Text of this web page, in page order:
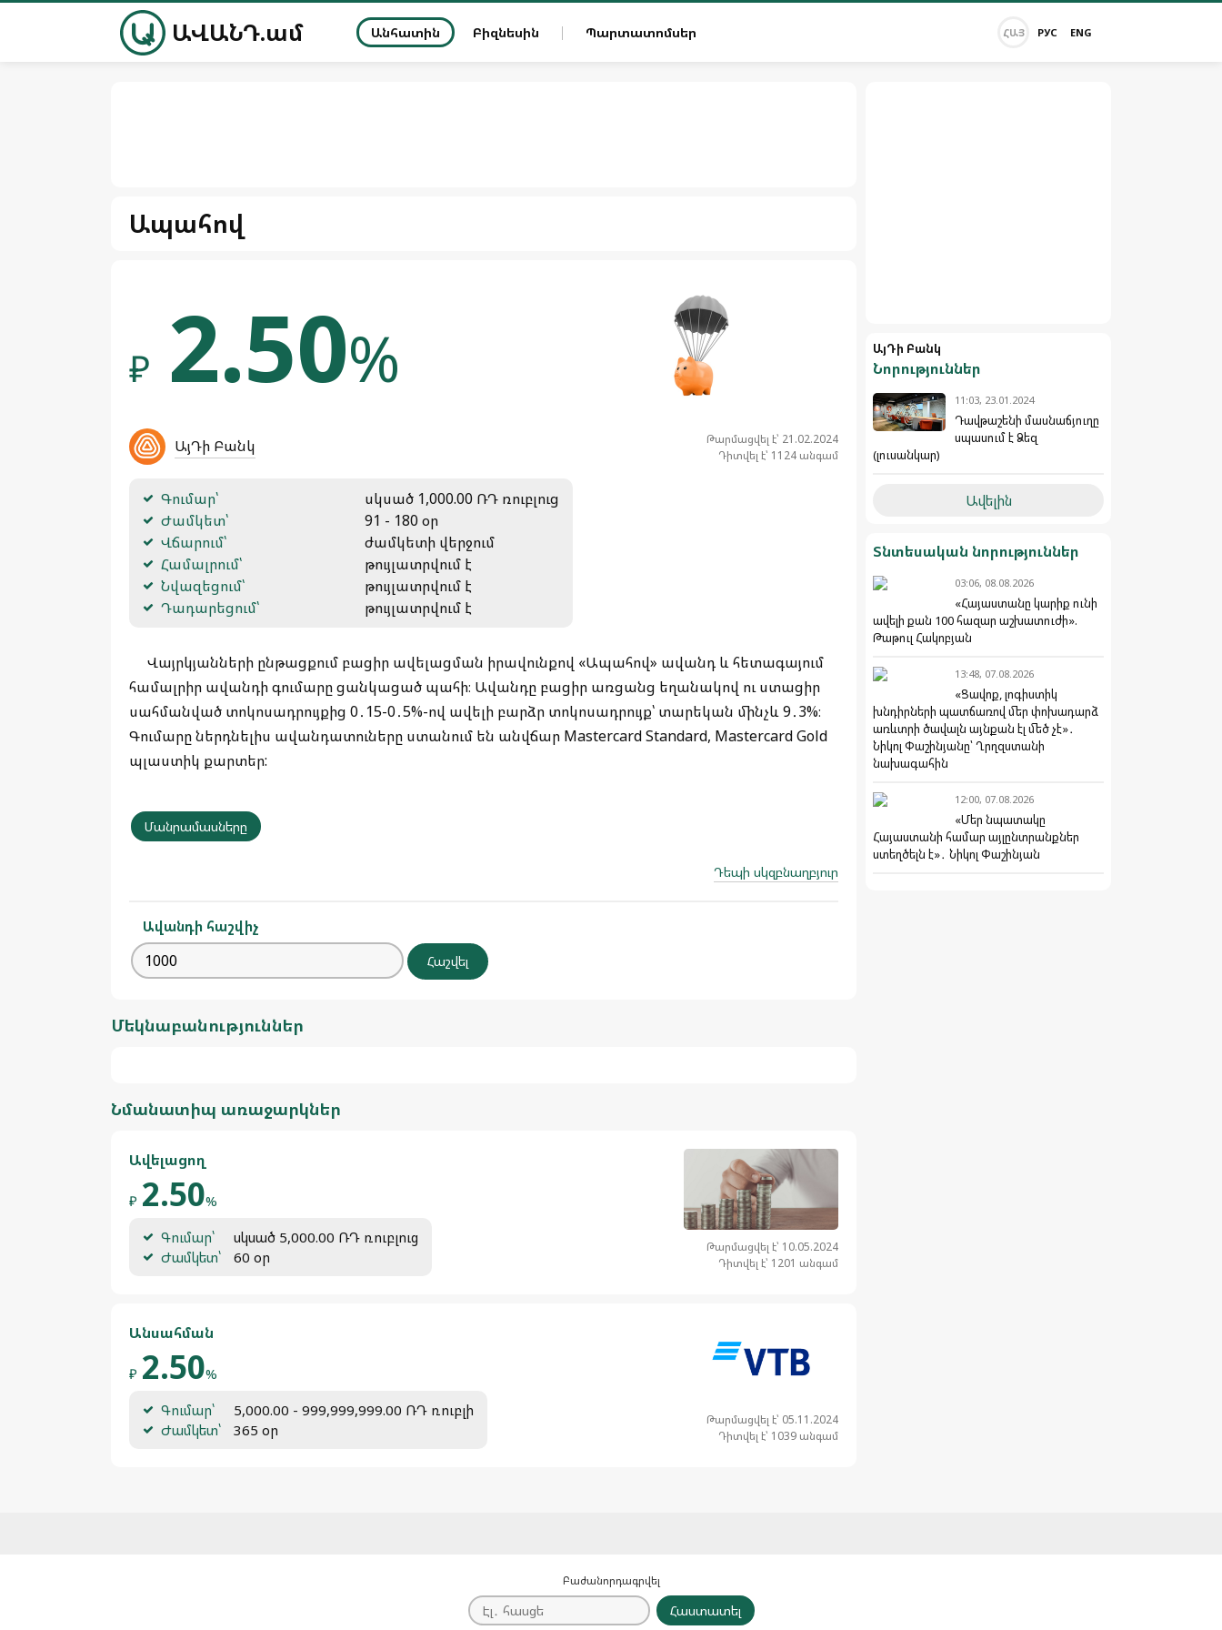
ԱՎԱՆԴ.ամ Անհատին Բիզնեսին Պարտատոմսեր ՀԱՅ РУС ENG
Ապահով
Թարմացվել է՝ 21.02.2024
Դիտվել է՝ 1124 անգամ
₽ 2.50%
ԱյԴի Բանկ
Գումար՝
սկսած 1,000.00 ՌԴ ռուբլուց
Ժամկետ՝
91 - 180 օր
Վճարում՝
ժամկետի վերջում
Համալրում՝
թույլատրվում է
Նվազեցում՝
թույլատրվում է
Դադարեցում՝
թույլատրվում է
Վայրկյանների ընթացքում բացիր ավելացման իրավունքով «Ապահով» ավանդ և հետագայում
համալրիր ավանդի գումարը ցանկացած պահի։ Ավանդը բացիր առցանց եղանակով ու ստացիր
սահմանված տոկոսադրույքից 0․15-0․5%-ով ավելի բարձր տոկոսադրույք՝ տարեկան մինչև 9․3%։
Գումարը ներդնելիս ավանդատուները ստանում են անվճար Mastercard Standard, Mastercard Gold
պլաստիկ քարտեր:
Մանրամասները
Դեպի սկզբնաղբյուր
Ավանդի հաշվիչ
Մեկնաբանություններ
Նմանատիպ առաջարկներ
Թարմացվել է՝ 10.05.2024
Դիտվել է՝ 1201 անգամ
Ավելացող
₽ 2.50%
Գումար՝
սկսած 5,000.00 ՌԴ ռուբլուց
Ժամկետ՝
60 օր
Թարմացվել է՝ 05.11.2024
Դիտվել է՝ 1039 անգամ
Անսահման
₽ 2.50%
Գումար՝
5,000.00 - 999,999,999.00 ՌԴ ռուբլի
Ժամկետ՝
365 օր
ԱյԴի Բանկ
Նորություններ
11:03, 23.01.2024
Դավթաշենի մասնաճյուղը
սպասում է Ձեզ
(լուսանկար)
Ավելին
Տնտեսական նորություններ
03:06, 08.08.2026
«Հայաստանը կարիք ունի
ավելի քան 100 հազար աշխատուժի».
Թաթուլ Հակոբյան
13:48, 07.08.2026
«Ցավոք, լոգիստիկ
խնդիրների պատճառով մեր փոխադարձ
առևտրի ծավալն այնքան էլ մեծ չէ»․
Նիկոլ Փաշինյանը՝ Ղրղզստանի
նախագահին
12:00, 07.08.2026
«Մեր նպատակը
Հայաստանի համար այլընտրանքներ
ստեղծելն է»․ Նիկոլ Փաշինյան
Բաժանորդագրվել
Հաստատել